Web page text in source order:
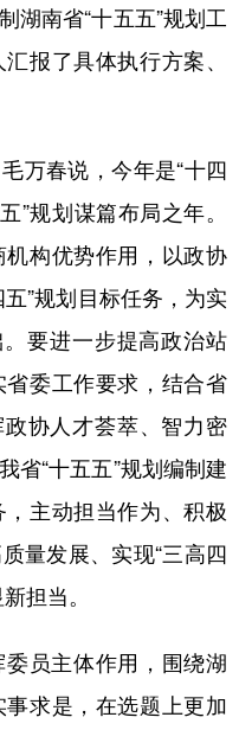
南省“十五五”规划工
报了具体执行方案、
春说，今年是“十四
”规划谋篇布局之年。
构优势作用，以政协
”规划目标任务，为实
要进一步提高政治站
委工作要求，结合省
协人才荟萃、智力密
省“十五五”规划编制建
主动担当作为、积极
量发展、实现“三高四
担当。
员主体作用，围绕湖
求是，在选题上更加